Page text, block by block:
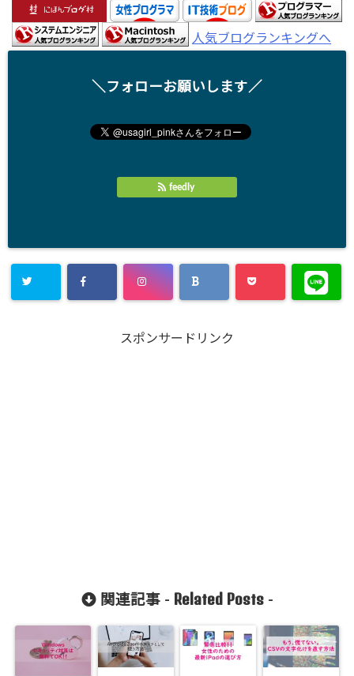
人気ブログランキングへ
＼フォローお願いします／
feedly
スポンサードリンク
関連記事 - Related Posts-